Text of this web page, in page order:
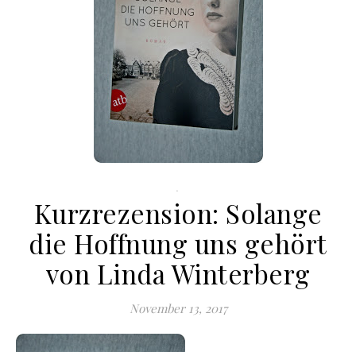
.
Kurzrezension: Solange
die Hoffnung uns gehört
von Linda Winterberg
November 13, 2017